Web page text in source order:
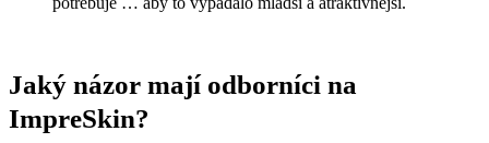
Jaký názor mají odborníci na
ImpreSkin?